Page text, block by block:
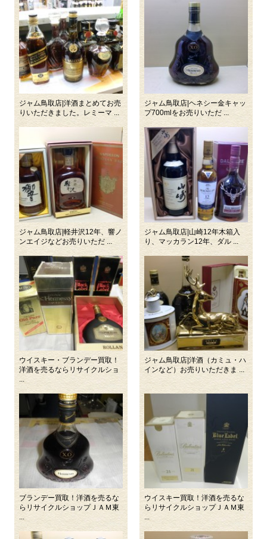
ジャム鳥取店|洋酒まとめてお売
りいただきました。レミーマ ...
ジャム鳥取店|ヘネシー金キャッ
プ700mlをお売りいただ ...
ジャム鳥取店|軽井沢12年、響ノ
ンエイジなどお売りいただ ...
ジャム鳥取店|山崎12年木箱入
り、マッカラン12年、ダル ...
ウイスキー・ブランデー買取！
洋酒を売るならリサイクルショ
...
ジャム鳥取店|洋酒（カミュ・ハ
インなど）お売りいただきま ...
ブランデー買取！洋酒を売るな
らリサイクルショップＪＡＭ東
...
ウイスキー買取！洋酒を売るな
らリサイクルショップＪＡＭ東
...